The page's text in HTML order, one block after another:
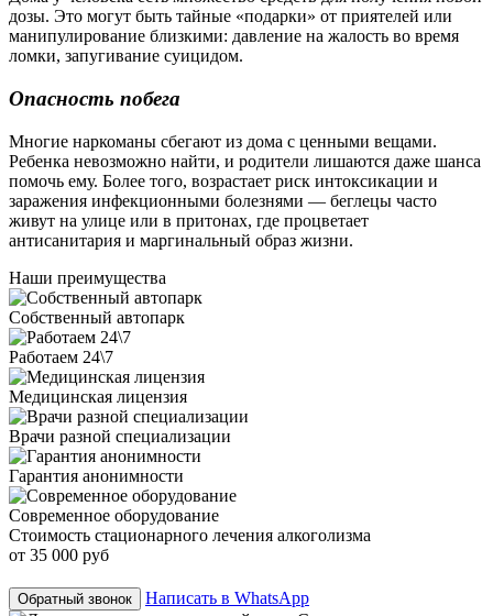
дозы. Это могут быть тайные «подарки» от приятелей или
манипулирование близкими: давление на жалость во время
ломки, запугивание суицидом.
Опасность побега
Многие наркоманы сбегают из дома с ценными вещами.
Ребенка невозможно найти, и родители лишаются даже шанса
помочь ему. Более того, возрастает риск интоксикации и
заражения инфекционными болезнями — беглецы часто
живут на улице или в притонах, где процветает
антисанитария и маргинальный образ жизни.
Наши преимущества
Собственный автопарк
Работаем 24\7
Медицинская лицензия
Врачи разной специализации
Гарантия анонимности
Современное оборудование
Стоимость стационарного лечения алкоголизма
от 35 000 руб
Обратный звонок Написать в WhatsApp